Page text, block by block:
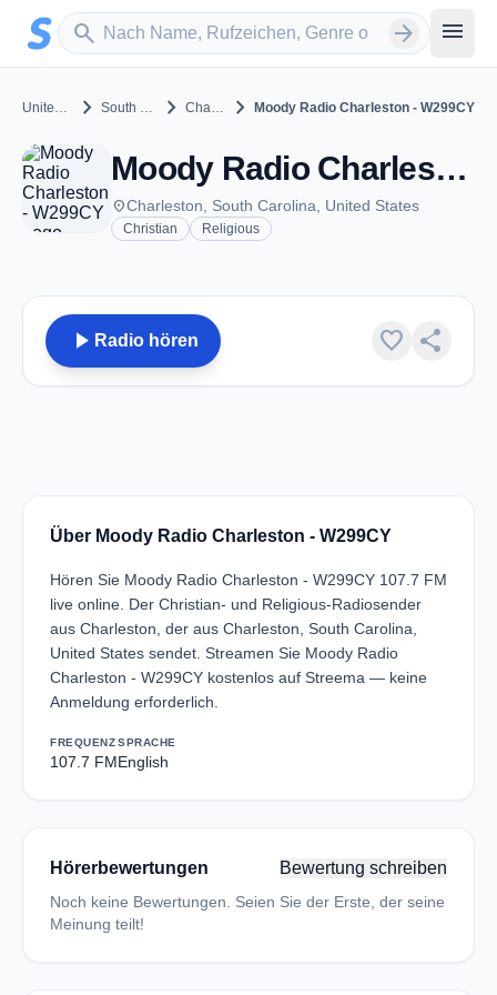
Zum Hauptinhalt springen
search
Sender suchen arrow_forward menu
United States chevron_right South Carolina chevron_right Charleston chevron_right Moody Radio Charleston - W299CY
Moody Radio Charleston - W299CY - FM 107.7 - Charleston, SC
placeCharleston, South Carolina, United States
Christian Religious
play_arrow Radio hören favorite share
Über Moody Radio Charleston - W299CY
Hören Sie Moody Radio Charleston - W299CY 107.7 FM
live online. Der Christian- und Religious-Radiosender
aus Charleston, der aus Charleston, South Carolina,
United States sendet. Streamen Sie Moody Radio
Charleston - W299CY kostenlos auf Streema — keine
Anmeldung erforderlich.
FREQUENZ
107.7 FM
SPRACHE
English
Hörerbewertungen Bewertung schreiben
Noch keine Bewertungen. Seien Sie der Erste, der seine
Meinung teilt!